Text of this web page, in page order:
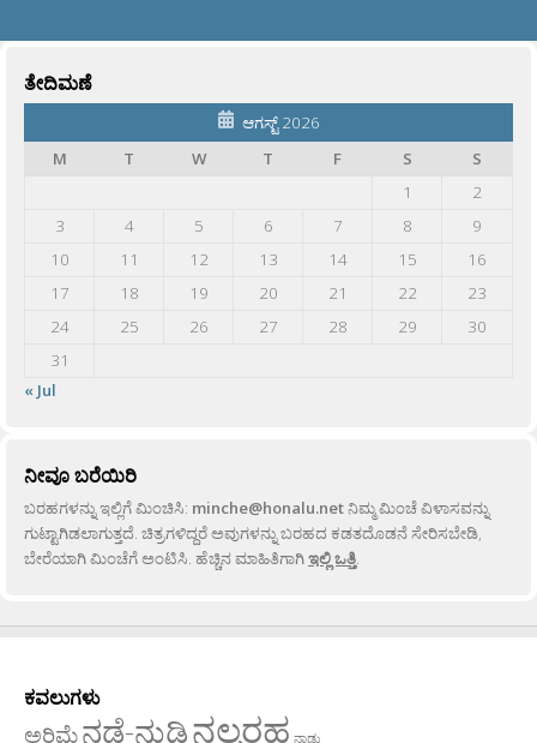
ತೇದಿಮಣೆ
ಆಗಸ್ಟ್ 2026
M
T W T F S
S
1
2
3
4 5 6 7 8
9
10
11 12 13 14 15
16
17
18 19 20 21 22
23
24
25 26 27 28 29
30
31
« Jul
ನೀವೂ ಬರೆಯಿರಿ
ಬರಹಗಳನ್ನು ಇಲ್ಲಿಗೆ ಮಿಂಚಿಸಿ: minche@honalu.netನಿಮ್ಮ ಮಿಂಚೆ ವಿಳಾಸವನ್ನು
ಗುಟ್ಟಾಗಿಡಲಾಗುತ್ತದೆ. ಚಿತ್ರಗಳಿದ್ದರೆ ಅವುಗಳನ್ನು ಬರಹದ ಕಡತದೊಡನೆ ಸೇರಿಸಬೇಡಿ,
ಬೇರೆಯಾಗಿ ಮಿಂಚೆಗೆ ಅಂಟಿಸಿ. ಹೆಚ್ಚಿನ ಮಾಹಿತಿಗಾಗಿಇಲ್ಲಿ ಒತ್ತಿ.
ಕವಲುಗಳು
ಅರಿಮೆನಡೆ-ನುಡಿನಲ್ಬರಹ ನಾಡು